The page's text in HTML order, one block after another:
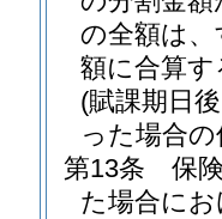
の全額は
額に合算
(賦課期日
った場合
第13条
保
た場合に